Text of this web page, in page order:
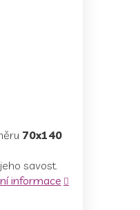
70x140
savost.
informace